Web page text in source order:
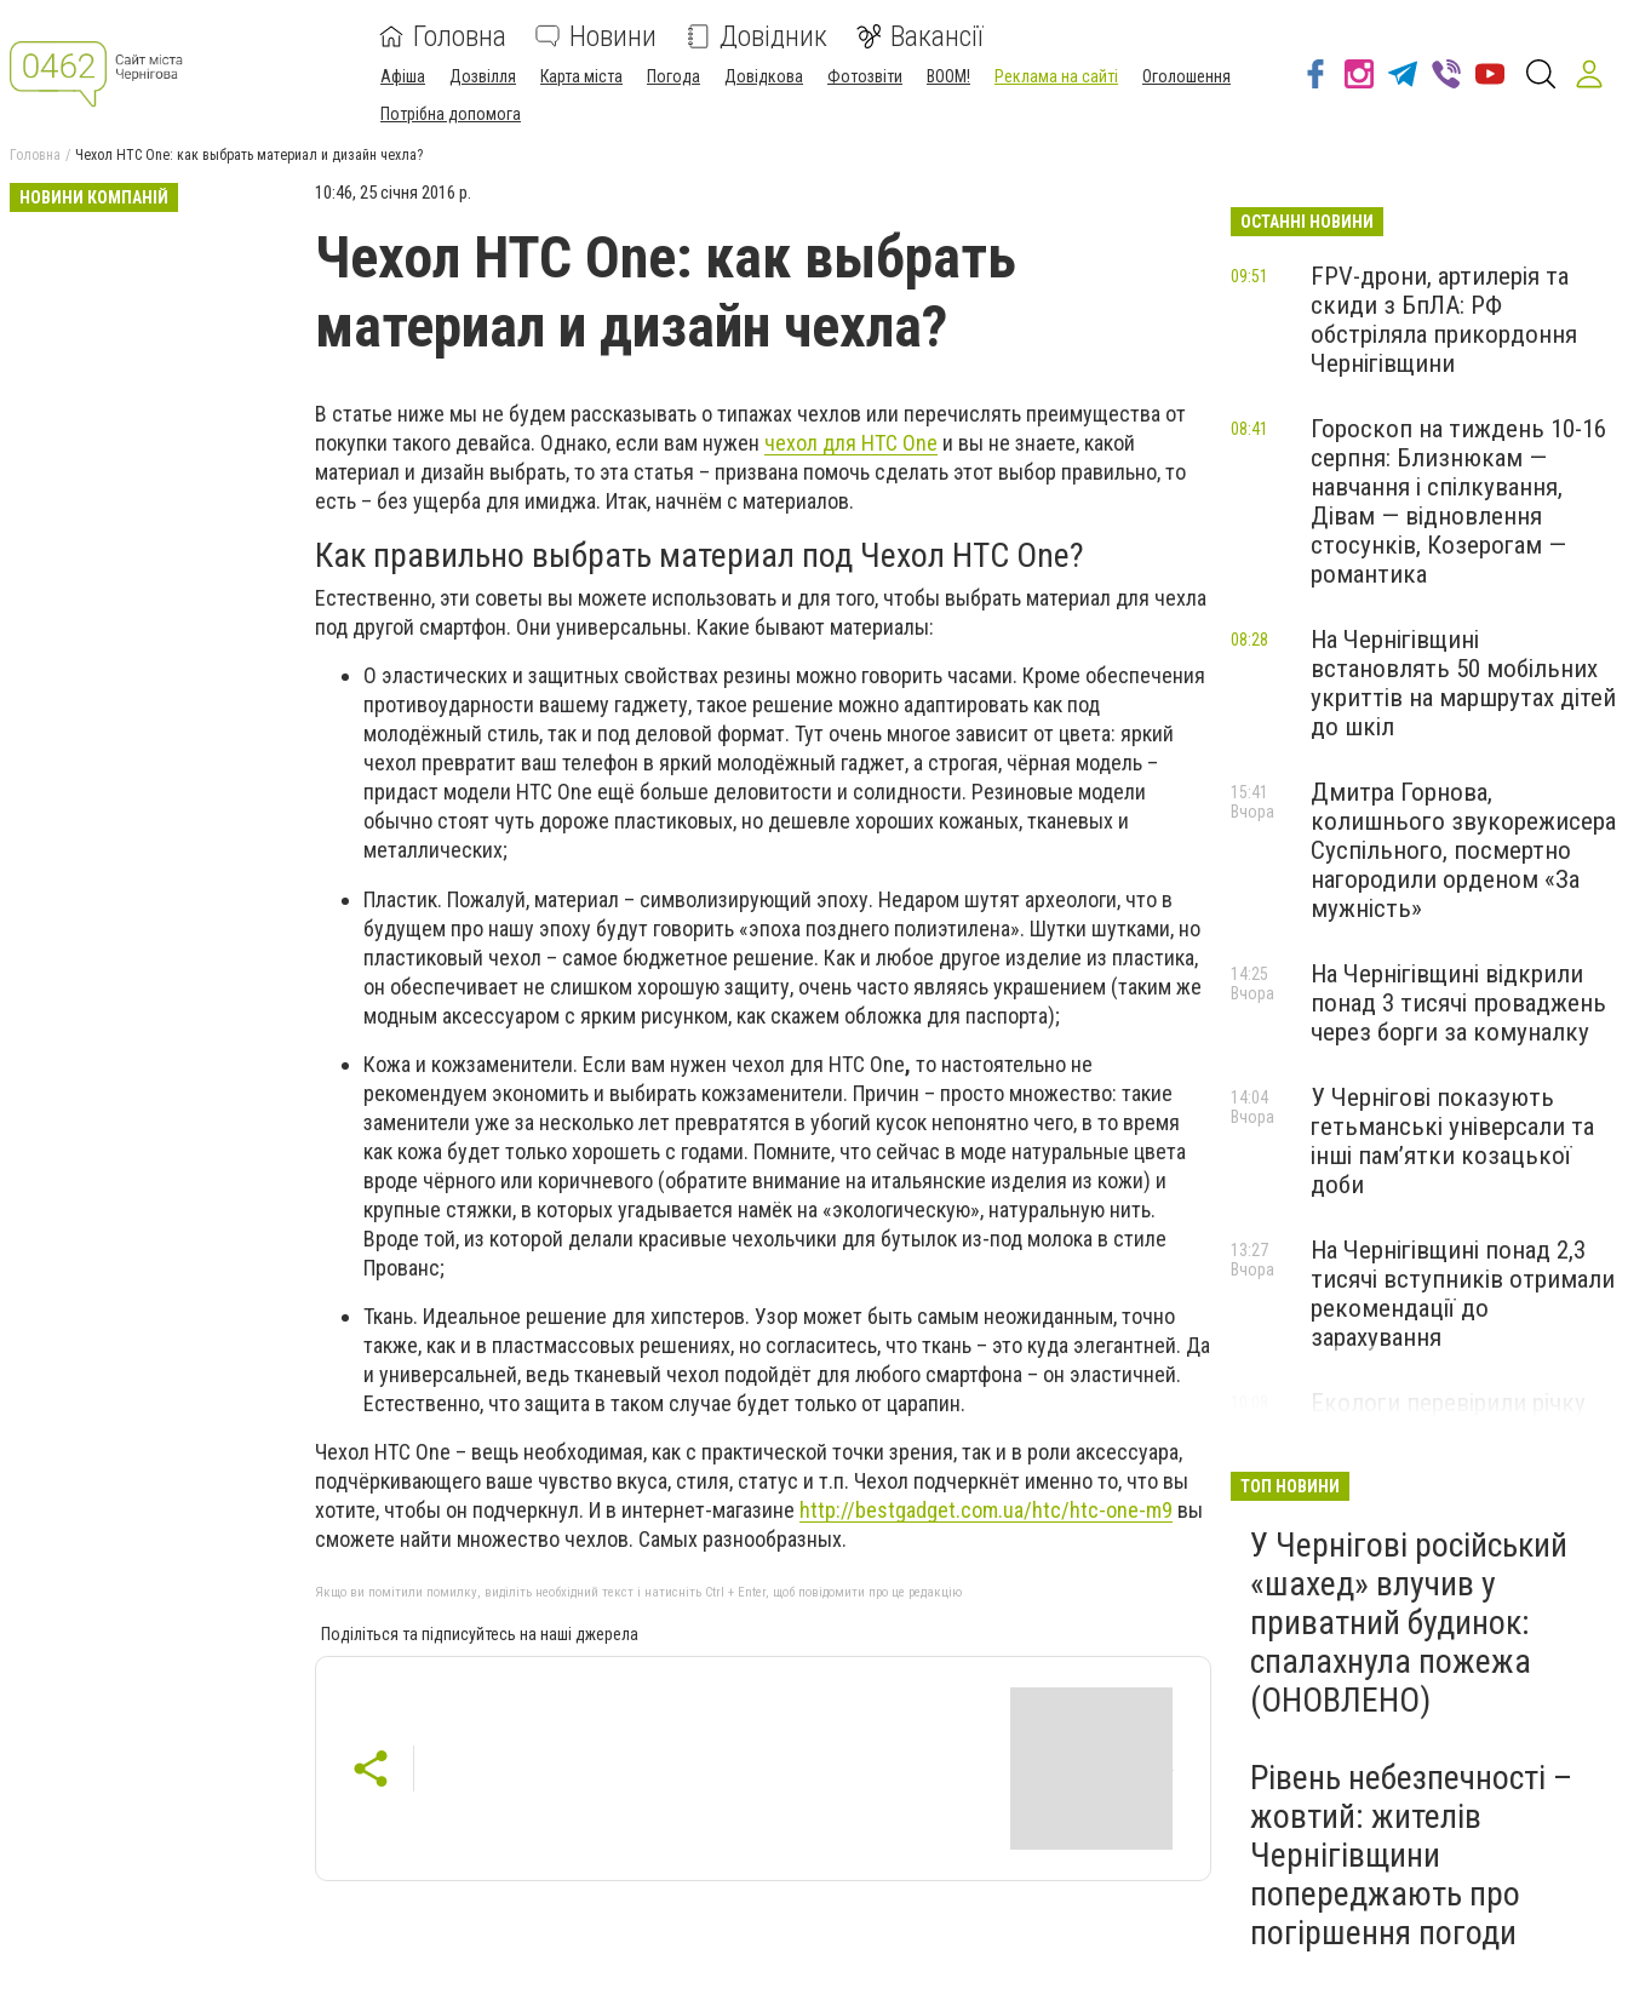
Головна Новини Довідник Вакансії
Афіша Дозвілля Карта міста Погода Довідкова Фотозвіти BOOM! Реклама на сайті
Оголошення
Потрібна допомога
Головна Чехол НТС One: как выбрать материал и дизайн чехла?
НОВИНИ КОМПАНІЙ 10:46, 25 січня 2016 р.
Чехол НТС One: как выбрать
материал и дизайн чехла?
В статье ниже мы не будем рассказывать о типажах чехлов или перечислять преимущества от
покупки такого девайса. Однако, если вам нужен чехол для НТС One и вы не знаете, какой
материал и дизайн выбрать, то эта статья – призвана помочь сделать этот выбор правильно, то
есть – без ущерба для имиджа. Итак, начнём с материалов.
Как правильно выбрать материал под Чехол НТС One?
Естественно, эти советы вы можете использовать и для того, чтобы выбрать материал для чехла
под другой смартфон. Они универсальны. Какие бывают материалы:
О эластических и защитных свойствах резины можно говорить часами. Кроме обеспечения
противоударности вашему гаджету, такое решение можно адаптировать как под
молодёжный стиль, так и под деловой формат. Тут очень многое зависит от цвета: яркий
чехол превратит ваш телефон в яркий молодёжный гаджет, а строгая, чёрная модель –
придаст модели НТС Оne ещё больше деловитости и солидности. Резиновые модели
обычно стоят чуть дороже пластиковых, но дешевле хороших кожаных, тканевых и
металлических;
Пластик. Пожалуй, материал – символизирующий эпоху. Недаром шутят археологи, что в
будущем про нашу эпоху будут говорить «эпоха позднего полиэтилена». Шутки шутками, но
пластиковый чехол – самое бюджетное решение. Как и любое другое изделие из пластика,
он обеспечивает не слишком хорошую защиту, очень часто являясь украшением (таким же
модным аксессуаром с ярким рисунком, как скажем обложка для паспорта);
Кожа и кожзаменители. Если вам нужен чехол для НТС One, то настоятельно не
рекомендуем экономить и выбирать кожзаменители. Причин – просто множество: такие
заменители уже за несколько лет превратятся в убогий кусок непонятно чего, в то время
как кожа будет только хорошеть с годами. Помните, что сейчас в моде натуральные цвета
вроде чёрного или коричневого (обратите внимание на итальянские изделия из кожи) и
крупные стяжки, в которых угадывается намёк на «экологическую», натуральную нить.
Вроде той, из которой делали красивые чехольчики для бутылок из-под молока в стиле
Прованс;
Ткань. Идеальное решение для хипстеров. Узор может быть самым неожиданным, точно
также, как и в пластмассовых решениях, но согласитесь, что ткань – это куда элегантней. Да
и универсальней, ведь тканевый чехол подойдёт для любого смартфона – он эластичней.
Естественно, что защита в таком случае будет только от царапин.
Чехол НТС One – вещь необходимая, как с практической точки зрения, так и в роли аксессуара,
подчёркивающего ваше чувство вкуса, стиля, статус и т.п. Чехол подчеркнёт именно то, что вы
хотите, чтобы он подчеркнул. И в интернет-магазине http://bestgadget.com.ua/htc/htc-one-m9 вы
сможете найти множество чехлов. Самых разнообразных.
Якщо ви помітили помилку, виділіть необхідний текст і натисніть Ctrl + Enter, щоб повідомити про це редакцію
Поділіться та підписуйтесь на наші джерела
ОСТАННІ НОВИНИ
FPV-дрони, артилерія та
скиди з БпЛА: РФ
обстріляла прикордоння
Чернігівщини
09:51
Гороскоп на тиждень 10-16
серпня: Близнюкам —
навчання і спілкування,
Дівам — відновлення
стосунків, Козерогам —
романтика
08:41
На Чернігівщині
встановлять 50 мобільних
укриттів на маршрутах дітей
до шкіл
08:28
Дмитра Горнова,
колишнього звукорежисера
Суспільного, посмертно
нагородили орденом «За
мужність»
15:41
Вчора
На Чернігівщині відкрили
понад 3 тисячі проваджень
через борги за комуналку
14:25
Вчора
У Чернігові показують
гетьманські універсали та
інші пам’ятки козацької
доби
14:04
Вчора
На Чернігівщині понад 2,3
тисячі вступників отримали
рекомендації до
зарахування
13:27
Вчора
Екологи перевірили річку
ТОП НОВИНИ
У Чернігові російський
«шахед» влучив у
приватний будинок:
спалахнула пожежа
(ОНОВЛЕНО)
Рівень небезпечності –
жовтий: жителів
Чернігівщини
попереджають про
погіршення погоди